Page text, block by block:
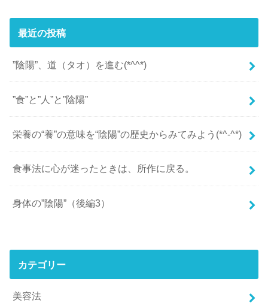
最近の投稿
”陰陽”、道（タオ）を進む(*^^*)
”食”と”人”と”陰陽”
栄養の“養”の意味を“陰陽”の歴史からみてみよう(*^-^*)
食事法に心が迷ったときは、所作に戻る。
身体の”陰陽”（後編3）
カテゴリー
美容法